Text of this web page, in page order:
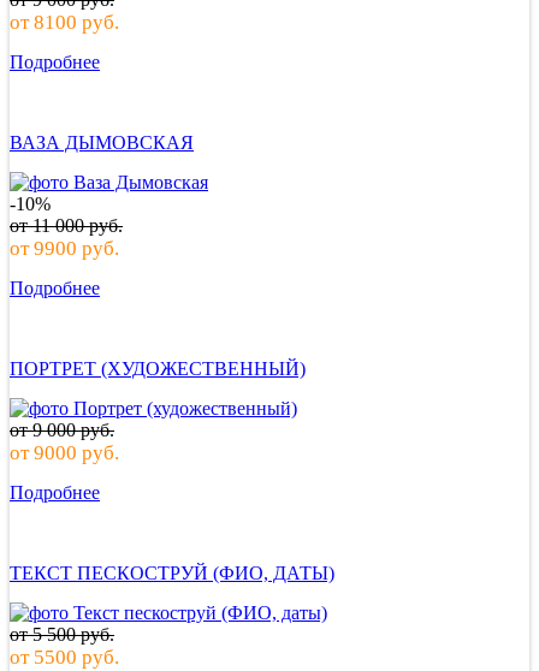
от8100 руб.
Подробнее
ВАЗА ДЫМОВСКАЯ
-10%
от11 000руб.
от9900 руб.
Подробнее
ПОРТРЕТ (ХУДОЖЕСТВЕННЫЙ)
от9 000руб.
от9000 руб.
Подробнее
ТЕКСТ ПЕСКОСТРУЙ (ФИО, ДАТЫ)
от5 500руб.
от 5500 руб.